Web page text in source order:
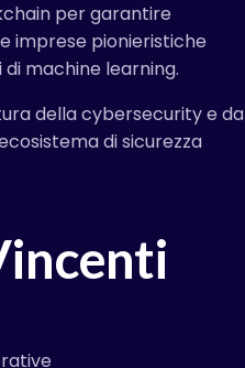
per garantire
imprese pionieristiche
machine learning.
della cybersecurity e da
di sicurezza